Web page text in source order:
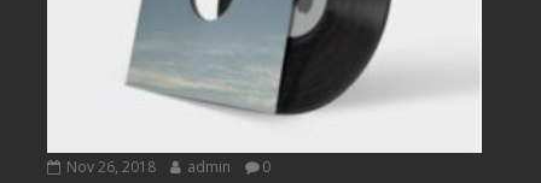
Nov 26, 2018 admin 0